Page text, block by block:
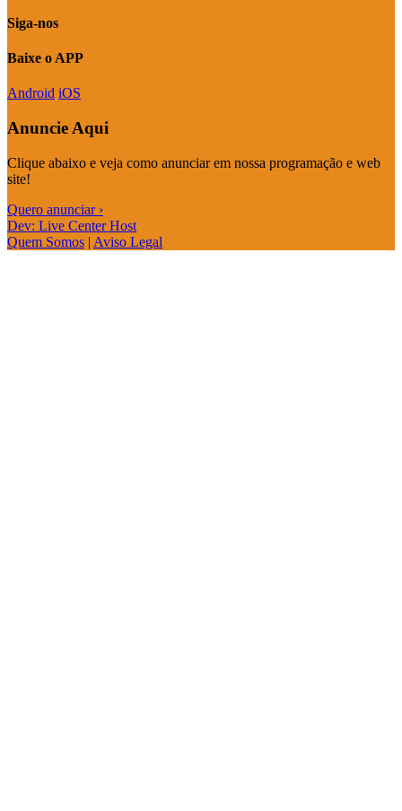
Siga-nos
Baixe o APP
Android iOS
Anuncie Aqui
Clique abaixo e veja como anunciar em nossa programação e web
site!
Quero anunciar ›
Dev: Live Center Host
Quem Somos | Aviso Legal